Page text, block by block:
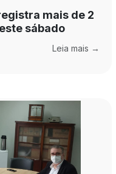
mais de 2
sábado
Leia mais →